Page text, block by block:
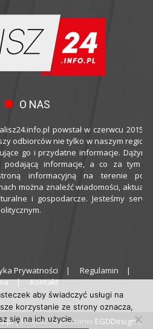
O NAS
powstał w czerwcu 2015
odbiorców nie tylko w naszym
go i przydatne informacje.
podającą informacje, a co za tym
informacyjną na terenie
można znaleźć wiadomości,
i gospodarcze. Jesteśmy
Prywatności
Regulamin
Kontakt
| Projekt i wykonanie EGDDesign|
aby świadczyć usługi na
korzystanie ze strony oznacza,
się na ich użycie.